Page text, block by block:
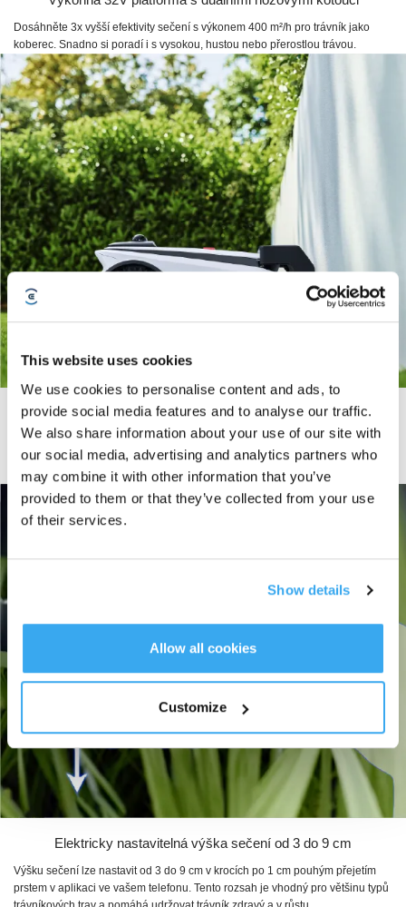
This website uses cookies
We use cookies to personalise content and ads, to
provide social media features and to analyse our traffic.
We also share information about your use of our site with
our social media, advertising and analytics partners who
may combine it with other information that you’ve
provided to them or that they’ve collected from your use
of their services.
Show details
Allow all cookies
Customize
Dosáhněte 3x vyšší efektivity sečení s výkonem 400 m²/h pro trávník jako
koberec. Snadno si poradí i s vysokou, hustou nebo přerostlou trávou.
Superrychlé nabíjení
Prémiová volba pro sečení velkých ploch – GOAT A3000 LiDAR PRO je
vybaven odolnou 7,5Ah baterií se superrychlým nabíjením a minimálními
prostoji. 189W rychlonabíjení dobije baterii za pouhých 70 minut.
Elektricky nastavitelná výška sečení od 3 do 9 cm
Výšku sečení lze nastavit od 3 do 9 cm v krocích po 1 cm pouhým přejetím
prstem v aplikaci ve vašem telefonu. Tento rozsah je vhodný pro většinu typů